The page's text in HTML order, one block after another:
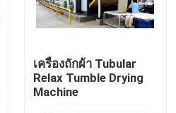
เครื่องถักผ้า Tubular
Relax Tumble Drying
Machine